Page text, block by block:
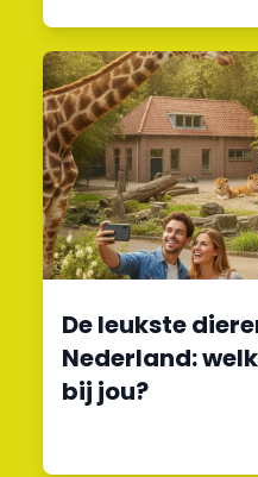
De leukste
Nederland:
bij jou?